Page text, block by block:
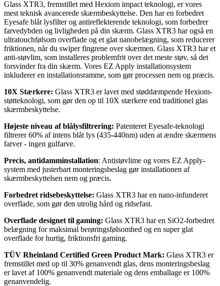
Glass XTR3, fremstillet med Hexiom impact teknologi, er vores
mest teknisk avancerede skærmbeskyttelse. Den har en forbedret
Eyesafe blåt lysfilter og antireflekterende teknologi, som forbedrer
farvedybden og livligheden på din skærm. Glass XTR3 har også en
ultratouchfølsom overflade og et glat nanobelægning, som reducerer
friktionen, når du swiper fingrene over skærmen. Glass XTR3 har et
anti-støvlim, som installeres problemfrit over det meste støv, så det
forsvinder fra din skærm. Vores EZ Apply installationsystem
inkluderer en installationsramme, som gør processen nem og præcis.
10X Stærkere: Glass XTR3 er lavet med støddæmpende Hexiom-
støtteknologi, som gør den op til 10X stærkere end traditionel glas
skærmbeskyttelse.
Højeste niveau af blålysfiltrering: Patenteret Eyesafe-teknologi
filtrerer 60% af intens blåt lys (435-440nm) uden at ændre skærmens
farver - ingen gulfarve.
Precis, antidamminstallation: Antistøvlime og vores EZ Apply-
system med justerbart monteringsbeslag gør installationen af
skærmbeskyttelsen nem og præcis.
Forbedret ridsebeskyttelse: Glass XTR3 har en nano-infunderet
overflade, som gør den utrolig hård og ridsefast.
Overflade designet til gaming: Glass XTR3 har en SiO2-forbedret
belægning for maksimal berøringsfølsomhed og en super glat
overflade for hurtig, friktionsfri gaming.
TÜV Rheinland Certified Green Product Mark: Glass XTR3 er
fremstillet med op til 30% genanvendt glas, dens monteringsbeslag
er lavet af 100% genanvendt materiale og dens emballage er 100%
genanvendelig.